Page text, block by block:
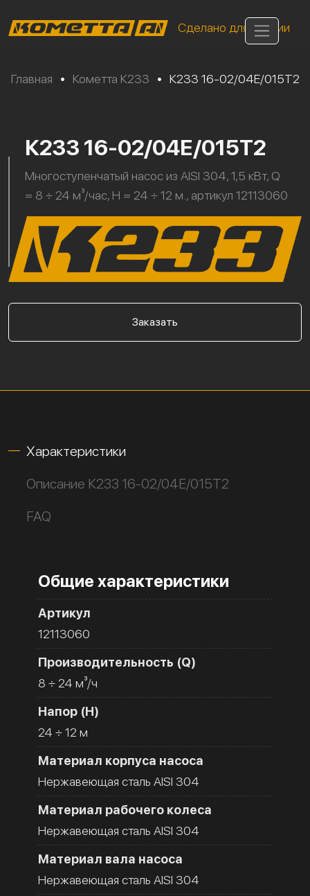
Сделано для России
Главная • Кометта К233 • К233 16-02/04Е/015Т2
К233 16-02/04Е/015Т2
Многоступенчатый насос из AISI 304, 1,5 кВт, Q
= 8 ÷ 24 м³/час, H = 24 ÷ 12 м., артикул 12113060
Заказать
Характеристики
Описание К233 16-02/04Е/015Т2
FAQ
Общие характеристики
Артикул
12113060
Производительность (Q)
8 ÷ 24 м³/ч
Напор (H)
24 ÷ 12 м
Материал корпуса насоса
Нержавеющая сталь AISI 304
Материал рабочего колеса
Нержавеющая сталь AISI 304
Материал вала насоса
Нержавеющая сталь AISI 304